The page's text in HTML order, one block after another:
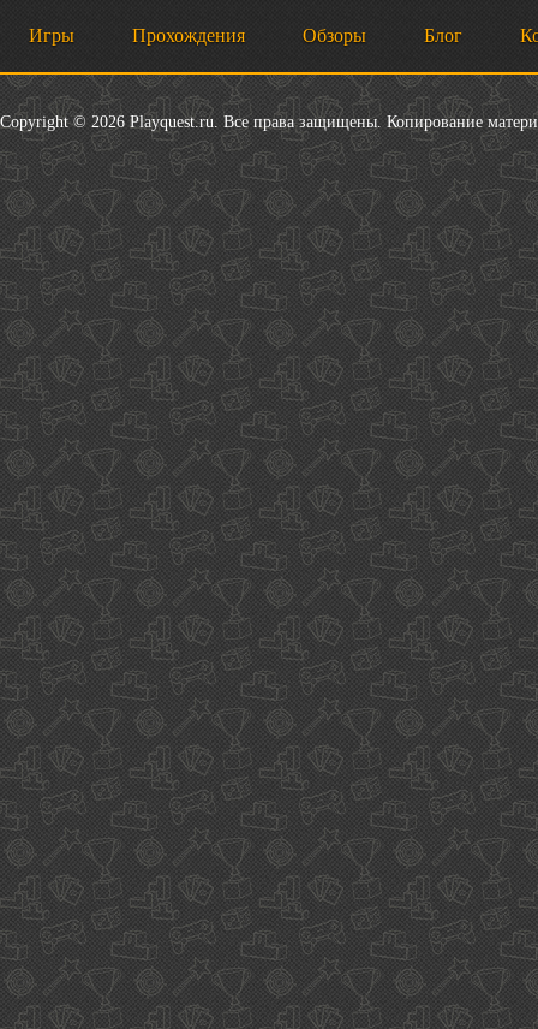
Игры Прохождения Обзоры Блог
Copyright © 2026 Playquest.ru. Все права защищены. Копирование